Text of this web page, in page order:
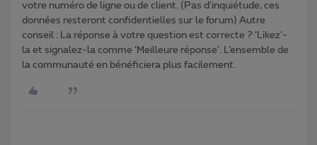
votre numéro de ligne ou de client. (Pas d'inquiétude, ces
données resteront confidentielles sur le forum) Autre
conseil : La réponse à votre question est correcte ? ‘Likez’-
la et signalez-la comme ‘Meilleure réponse’. L’ensemble de
la communauté en bénéficiera plus facilement.